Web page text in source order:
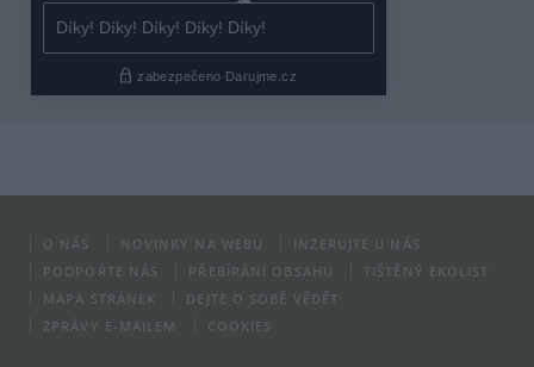
O NÁS NOVINKY NA WEBU
INZERUJTE U NÁS
PODPOŘTE NÁS
PŘEBÍRÁNÍ OBSAHU
TIŠTĚNÝ EKOLIST
MAPA STRÁNEK
DEJTE O SOBĚ VĚDĚT
ZPRÁVY E-MAILEM
COOKIES